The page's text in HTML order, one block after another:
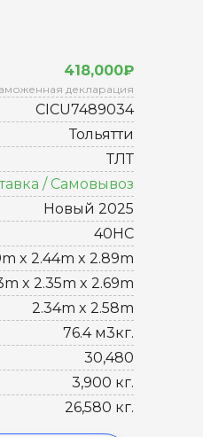
418,000₽
декларация
CICU7489034
Тольятти
ТЛТ
/ Самовывоз
Новый 2025
40HC
x 2.44m x 2.89m
x 2.35m x 2.69m
2.34m x 2.58m
76.4 м3кг.
30,480
3,900 кг.
26,580 кг.